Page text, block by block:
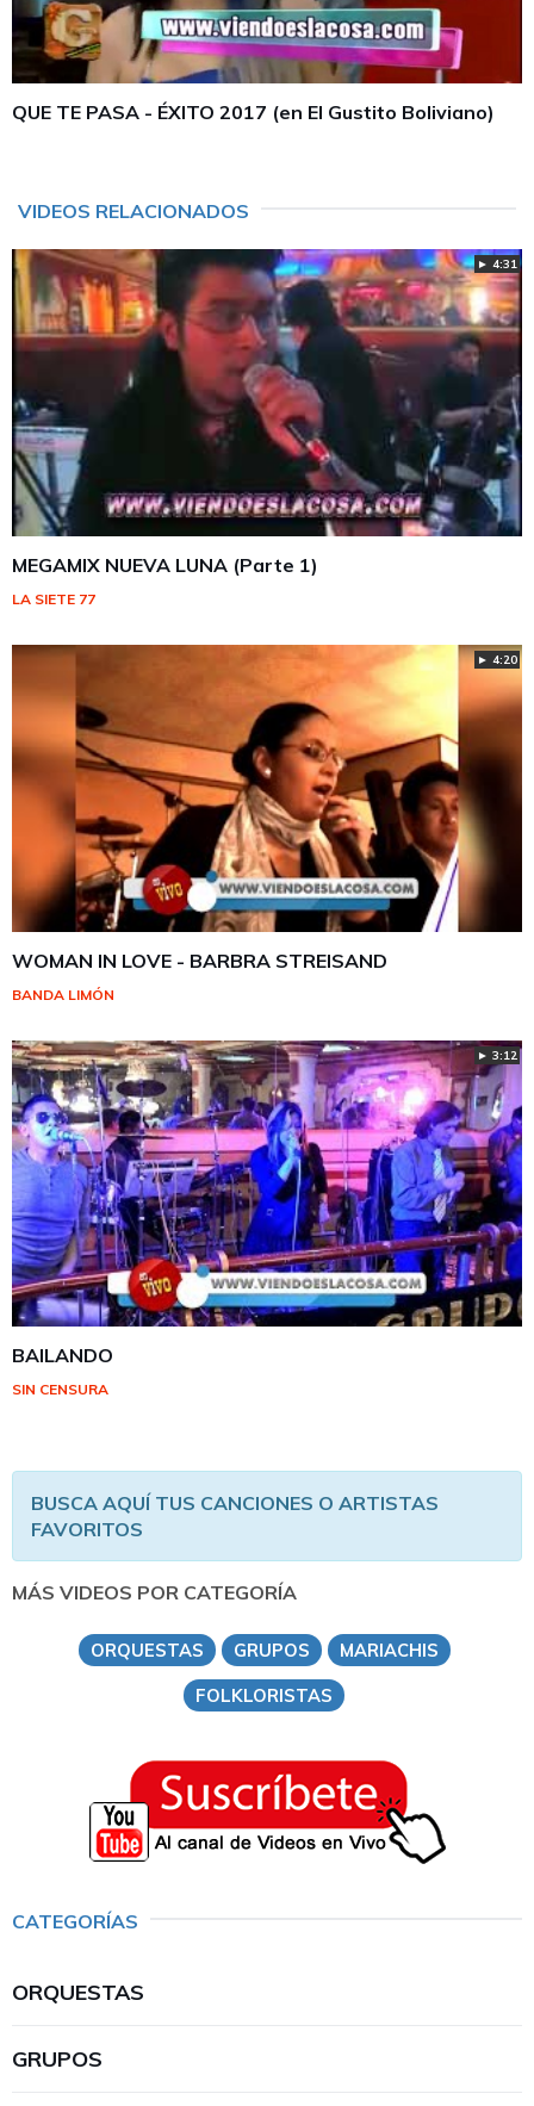
QUE TE PASA - ÉXITO 2017 (en El Gustito Boliviano)
VIDEOS RELACIONADOS
► 4:31
MEGAMIX NUEVA LUNA (Parte 1)
LA SIETE 77
► 4:20
WOMAN IN LOVE - BARBRA STREISAND
BANDA LIMÓN
► 3:12
BAILANDO
SIN CENSURA
BUSCA AQUÍ TUS CANCIONES O ARTISTAS
FAVORITOS
MÁS VIDEOS POR CATEGORÍA
ORQUESTAS GRUPOS
MARIACHIS
FOLKLORISTAS
CATEGORÍAS
ORQUESTAS
GRUPOS